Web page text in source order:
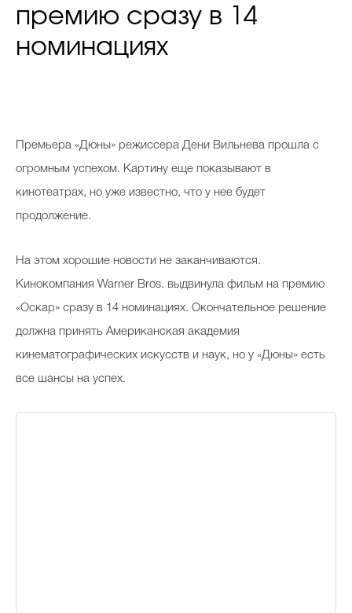
премию сразу в 14
номинациях
Премьера «Дюны» режиссера Дени Вильнева прошла с
огромным успехом. Картину еще показывают в
кинотеатрах, но уже известно, что у нее будет
продолжение.
На этом хорошие новости не заканчиваются.
Кинокомпания Warner Bros. выдвинула фильм на премию
«Оскар» сразу в 14 номинациях. Окончательное решение
должна принять Американская академия
кинематографических искусств и наук, но у «Дюны» есть
все шансы на успех.